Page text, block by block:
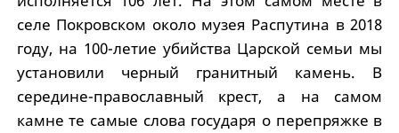
селе Покровском около музея Распутина в 2018
году, на 100-летие убийства Царской семьи мы
установили черный гранитный камень. В
середине-православный крест, а на самом
камне те самые слова государя о перепряжке в